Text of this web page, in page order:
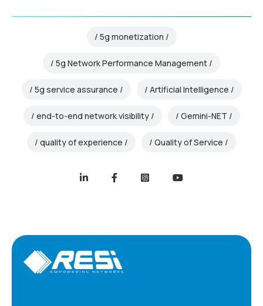
5g monetization
5g Network Performance Management
5g service assurance Artificial Intelligence
end-to-end network visibility Gemini-NET
quality of experience Quality of Service